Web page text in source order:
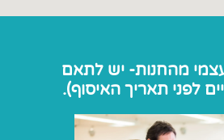
עצמי מהחנות- יש לתאם
לפני תאריך האיסוף).